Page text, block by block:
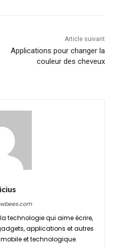
Article suivant
Applications pour changer la
couleur des cheveux
technologie qui aime écrire,
applications et autres
et technologique.